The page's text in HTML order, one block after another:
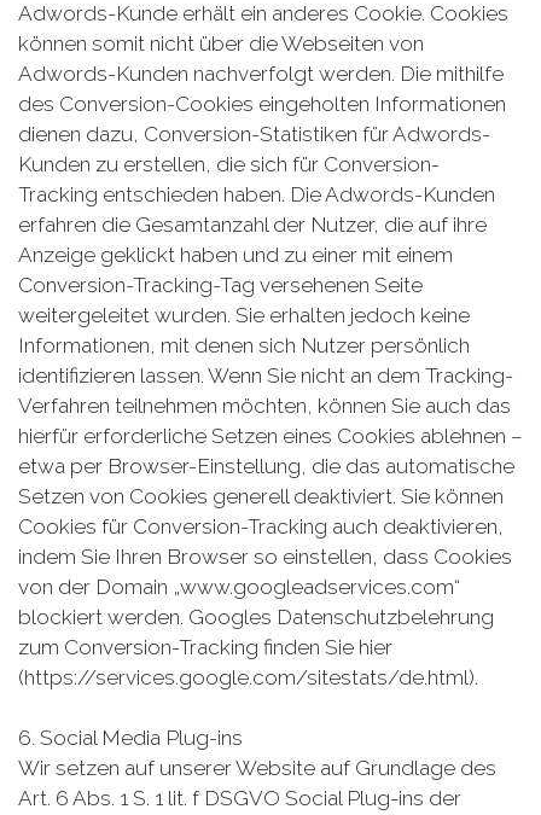
Adwords-Kunde erhält ein anderes Cookie. Cookies
können somit nicht über die Webseiten von
Adwords-Kunden nachverfolgt werden. Die mithilfe
des Conversion-Cookies eingeholten Informationen
dienen dazu, Conversion-Statistiken für Adwords-
Kunden zu erstellen, die sich für Conversion-
Tracking entschieden haben. Die Adwords-Kunden
erfahren die Gesamtanzahl der Nutzer, die auf ihre
Anzeige geklickt haben und zu einer mit einem
Conversion-Tracking-Tag versehenen Seite
weitergeleitet wurden. Sie erhalten jedoch keine
Informationen, mit denen sich Nutzer persönlich
identifizieren lassen. Wenn Sie nicht an dem Tracking-
Verfahren teilnehmen möchten, können Sie auch das
hierfür erforderliche Setzen eines Cookies ablehnen –
etwa per Browser-Einstellung, die das automatische
Setzen von Cookies generell deaktiviert. Sie können
Cookies für Conversion-Tracking auch deaktivieren,
indem Sie Ihren Browser so einstellen, dass Cookies
von der Domain „www.googleadservices.com“
blockiert werden. Googles Datenschutzbelehrung
zum Conversion-Tracking finden Sie hier
(https://services.google.com/sitestats/de.html).
6. Social Media Plug-ins
Wir setzen auf unserer Website auf Grundlage des
Art. 6 Abs. 1 S. 1 lit. f DSGVO Social Plug-ins der